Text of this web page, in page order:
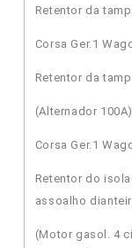
Retentor da
Corsa Ger.1
Retentor da
(Alternador 100A)
Corsa Ger.1
Retentor do
assoalho
(Motor gasol. 4